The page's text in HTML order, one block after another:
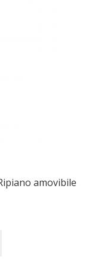
amovibile